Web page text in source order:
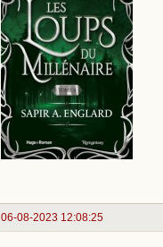
06-08-2023 12:08:25